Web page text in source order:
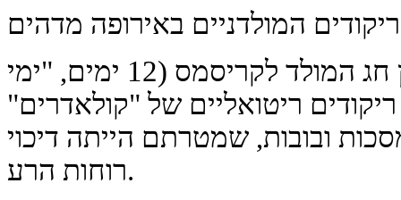
ביוון ובבלקן, בתקופה שבין חג המולד לקריסמס (12 ימים, "ימי
ריטואליים של "קולאדרים"
ובובות, שמטרתם הייתה דיכוי
רוחות הרע.